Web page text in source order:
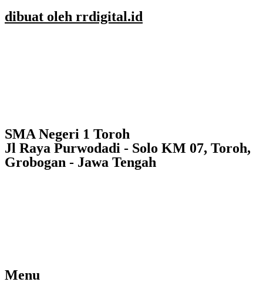
dibuat oleh rrdigital.id
SMA Negeri 1 Toroh
Jl Raya Purwodadi - Solo KM 07, Toroh,
Grobogan - Jawa Tengah
Menu